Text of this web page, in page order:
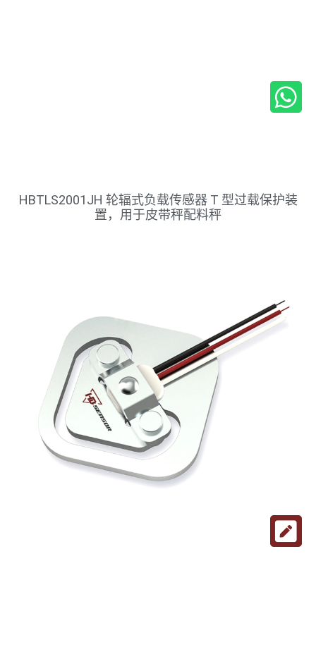
HBTLS2001JH 轮辐式负载传感器 T 型过载保护装
置，用于皮带秤配料秤